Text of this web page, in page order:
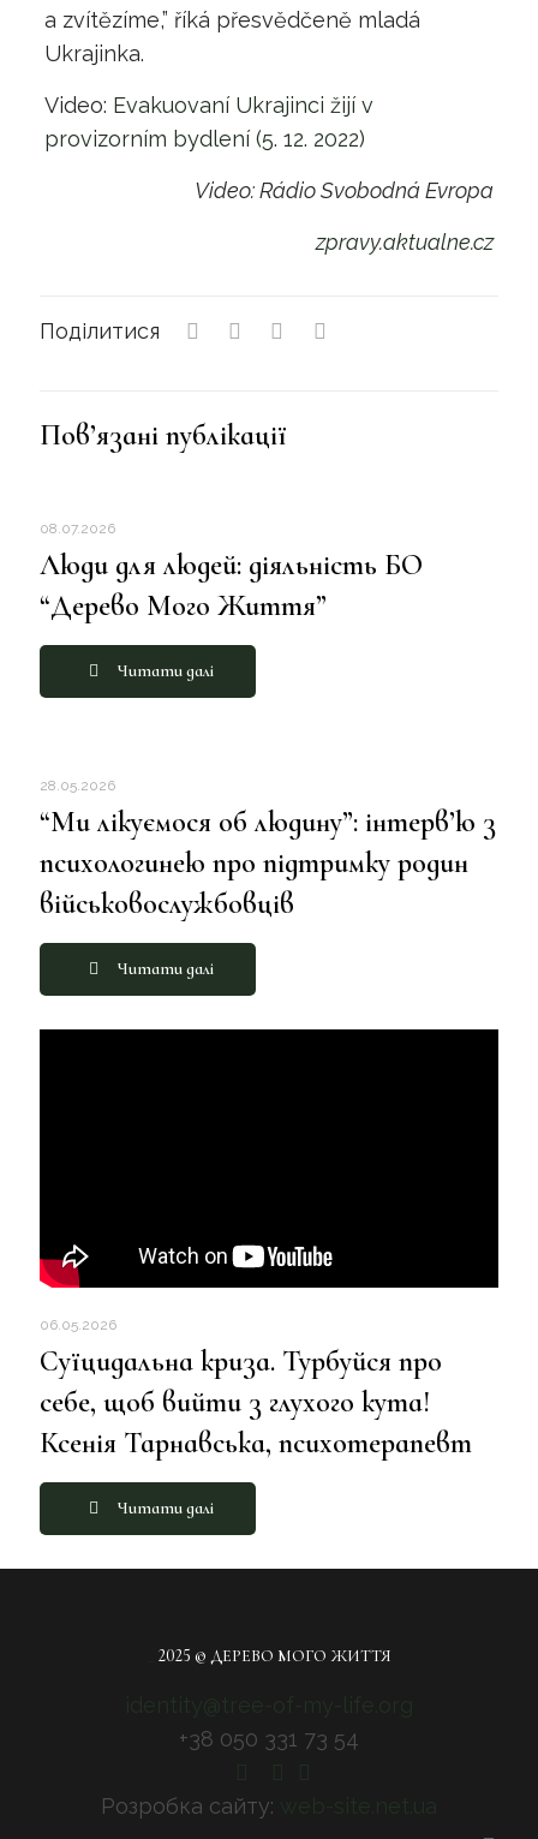
a zvítězíme,” říká přesvědčeně mladá
Ukrajinka.
Video: Evakuovaní Ukrajinci žijí v
provizorním bydlení (5. 12. 2022)
Video: Rádio Svobodná Evropa
zpravy.aktualne.cz
Поділитися
Пов’язані публікації
08.07.2026
Люди для людей: діяльність БО
“Дерево Мого Життя”
Читати далі
28.05.2026
“Ми лікуємося об людину”: інтерв’ю з
психологинею про підтримку родин
військовослужбовців
Читати далі
06.05.2026
Суїцидальна криза. Турбуйся про
себе, щоб вийти з глухого кута!
Ксенія Тарнавська, психотерапевт
Читати далі
2025 © ДЕРЕВО МОГО ЖИТТЯ
+38 050 331 73 54
Розробка сайту: